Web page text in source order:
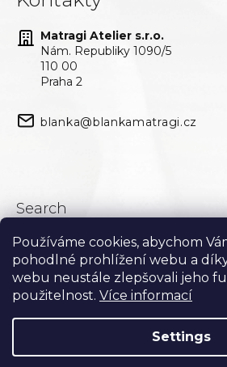
Používáme cookies, abychom
pohodlné prohlížení webu a
webu neustále zlepšovali jeho
použitelnost. Více informací
Settings
Matragi Atelier s.r.o.
Nám. Republiky 1090/5
110 00
Praha 2
blanka@blankamatragi.cz
Search